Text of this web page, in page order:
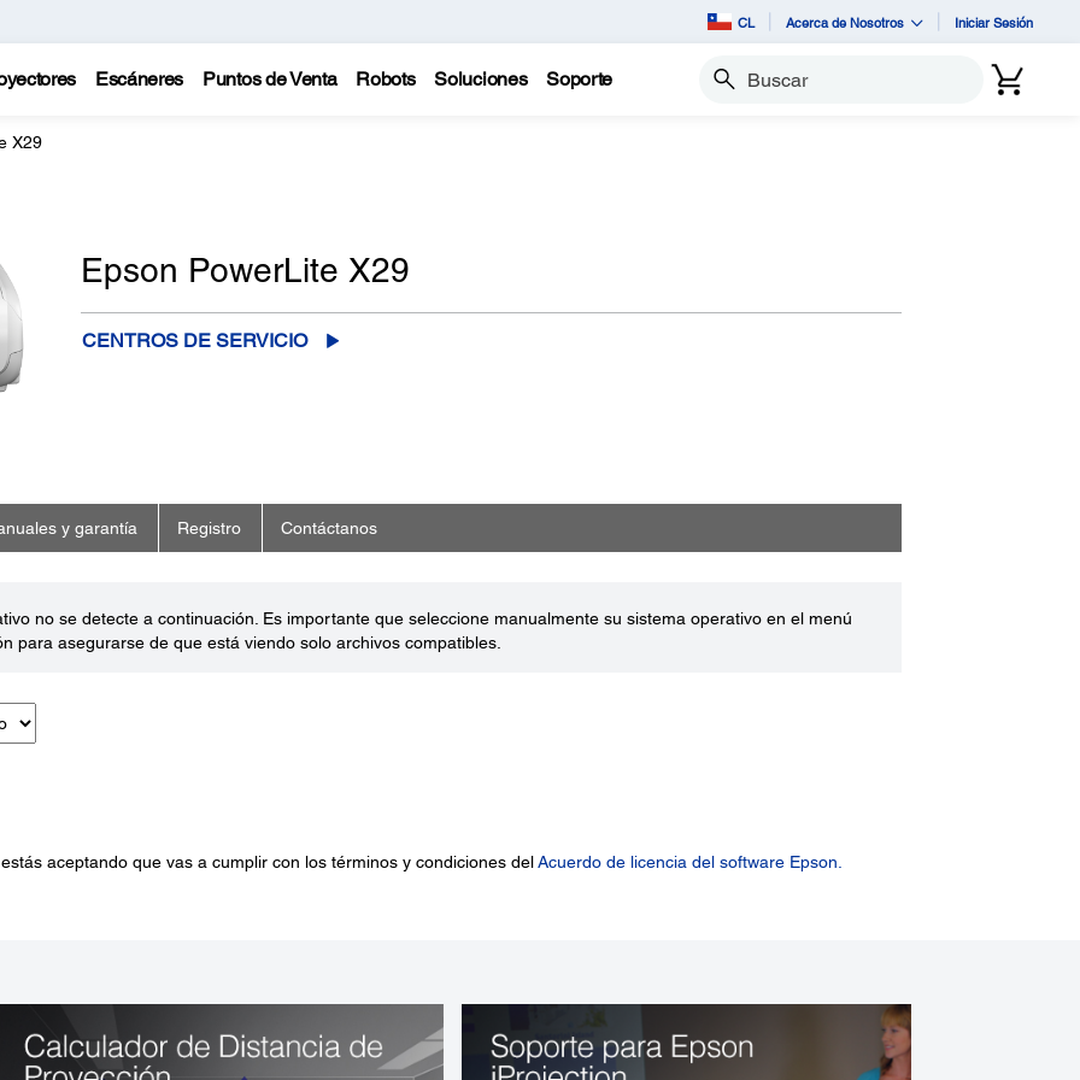
CL Acerca de Nosotros Iniciar Sesión
Escáneres Puntos de Venta Robots Soluciones Soporte Buscar
X29
Epson PowerLite X29
CENTROS DE SERVICIO
y garantía Registro Contáctanos
no se detecte a continuación. Es importante que seleccione manualmente su sistema operativo en el menú
para asegurarse de que está viendo solo archivos compatibles.
aceptando que vas a cumplir con los términos y condiciones delAcuerdo de licencia del software Epson.